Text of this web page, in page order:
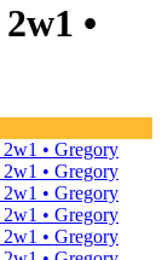
•